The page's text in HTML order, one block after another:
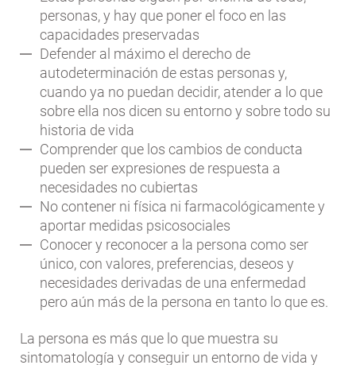
personas, y hay que poner el foco en las
capacidades preservadas
Defender al máximo el derecho de
autodeterminación de estas personas y,
cuando ya no puedan decidir, atender a lo que
sobre ella nos dicen su entorno y sobre todo su
historia de vida
Comprender que los cambios de conducta
pueden ser expresiones de respuesta a
necesidades no cubiertas
No contener ni física ni farmacológicamente y
aportar medidas psicosociales
Conocer y reconocer a la persona como ser
único, con valores, preferencias, deseos y
necesidades derivadas de una enfermedad
pero aún más de la persona en tanto lo que es.
La persona es más que lo que muestra su
sintomatología y conseguir un entorno de vida y